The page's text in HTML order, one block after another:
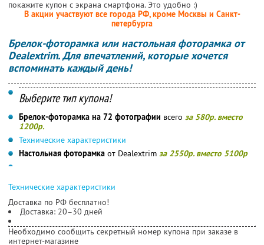
покажите купон с экрана смартфона. Это удобно :)
В акции участвуют все города РФ, кроме Москвы и Санкт-
петербурга
Брелок-фоторамка или настольная фоторамка от
Dealextrim. Для впечатлений, которые хочется
вспоминать каждый день!
Выберите тип купона!
Брелок-фоторамка на 72 фотографии всего за 580р. вместо
1200р.
Технические характеристики
Настольная фоторамка от Dealextrim за 2550р. вместо 5100р
Технические характеристики
Доставка по РФ бесплатно!
Доставка: 20–30 дней
Необходимо сообщить секретный номер купона при заказе в
интернет-магазине